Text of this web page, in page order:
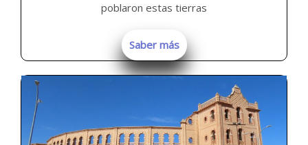
poblaron estas tierras
Saber más